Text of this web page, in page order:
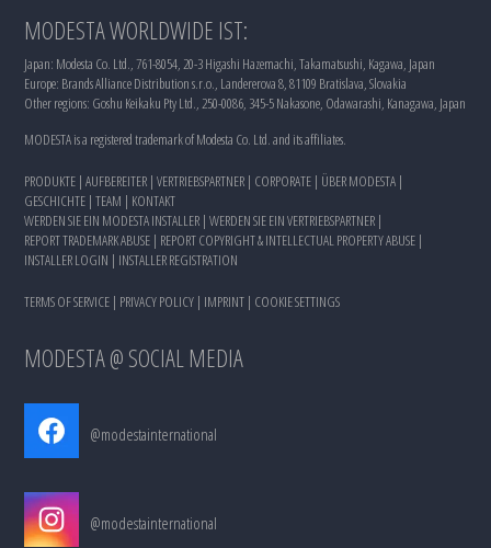
MODESTA WORLDWIDE IST:
Japan: Modesta Co. Ltd., 761-8054, 20-3 Higashi Hazemachi, Takamatsushi, Kagawa, Japan
Europe: Brands Alliance Distribution s.r.o., Landererova 8, 81109 Bratislava, Slovakia
Other regions: Goshu Keikaku Pty Ltd., 250-0086, 345-5 Nakasone, Odawarashi, Kanagawa, Japan
MODESTA is a registered trademark of Modesta Co. Ltd. and its affiliates.
PRODUKTE |AUFBEREITER |VERTRIEBSPARTNER | CORPORATE | ÜBER MODESTA |
GESCHICHTE |TEAM | KONTAKT
WERDEN SIE EIN MODESTA INSTALLER |WERDEN SIE EIN VERTRIEBSPARTNER |
REPORT TRADEMARK ABUSE | REPORT COPYRIGHT & INTELLECTUAL PROPERTY ABUSE |
INSTALLER LOGIN | INSTALLER REGISTRATION
TERMS OF SERVICE | PRIVACY POLICY | IMPRINT | COOKIE SETTINGS
MODESTA @ SOCIAL MEDIA
@modestainternational
@modestainternational